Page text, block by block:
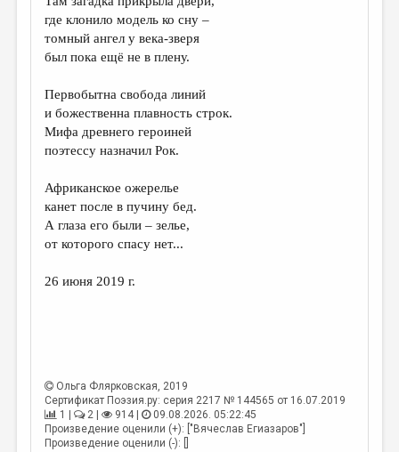
КОНКУРСЫ
ДЕТСКАЯ КОМНАТА
КНИЖНАЯ ПОЛКА
ОБЗОР ЛИТЕРАТУРЫ
СТРАНИЦЫ ПАМЯТИ
ОБЪЯВЛЕНИЯ
КОЛОНКА РЕДАКТОРА
РЕДКОЛЛЕГИЯ
ОТ РЕДАКЦИИ
КУЛЬТУРОВЕДЕНИЕ
ПУБЛИЦИСТИКА
где клонило модель ко сну –
томный ангел у века-зверя
был пока ещё не в плену.
Первобытна свобода линий
и божественна плавность строк.
Мифа древнего героиней
поэтессу назначил Рок.
Африканское ожерелье
канет после в пучину бед.
А глаза его были – зелье,
от которого спасу нет...
26 июня 2019 г.
Ольга Флярковская, 2019
Сертификат Поэзия.ру: серия 2217 № 144565 от 16.07.2019
1 |
2 | 914 |
09.08.2026. 05:22:45
Произведение оценили (+): ["Вячеслав Егиазаров"]
Произведение оценили (-): []